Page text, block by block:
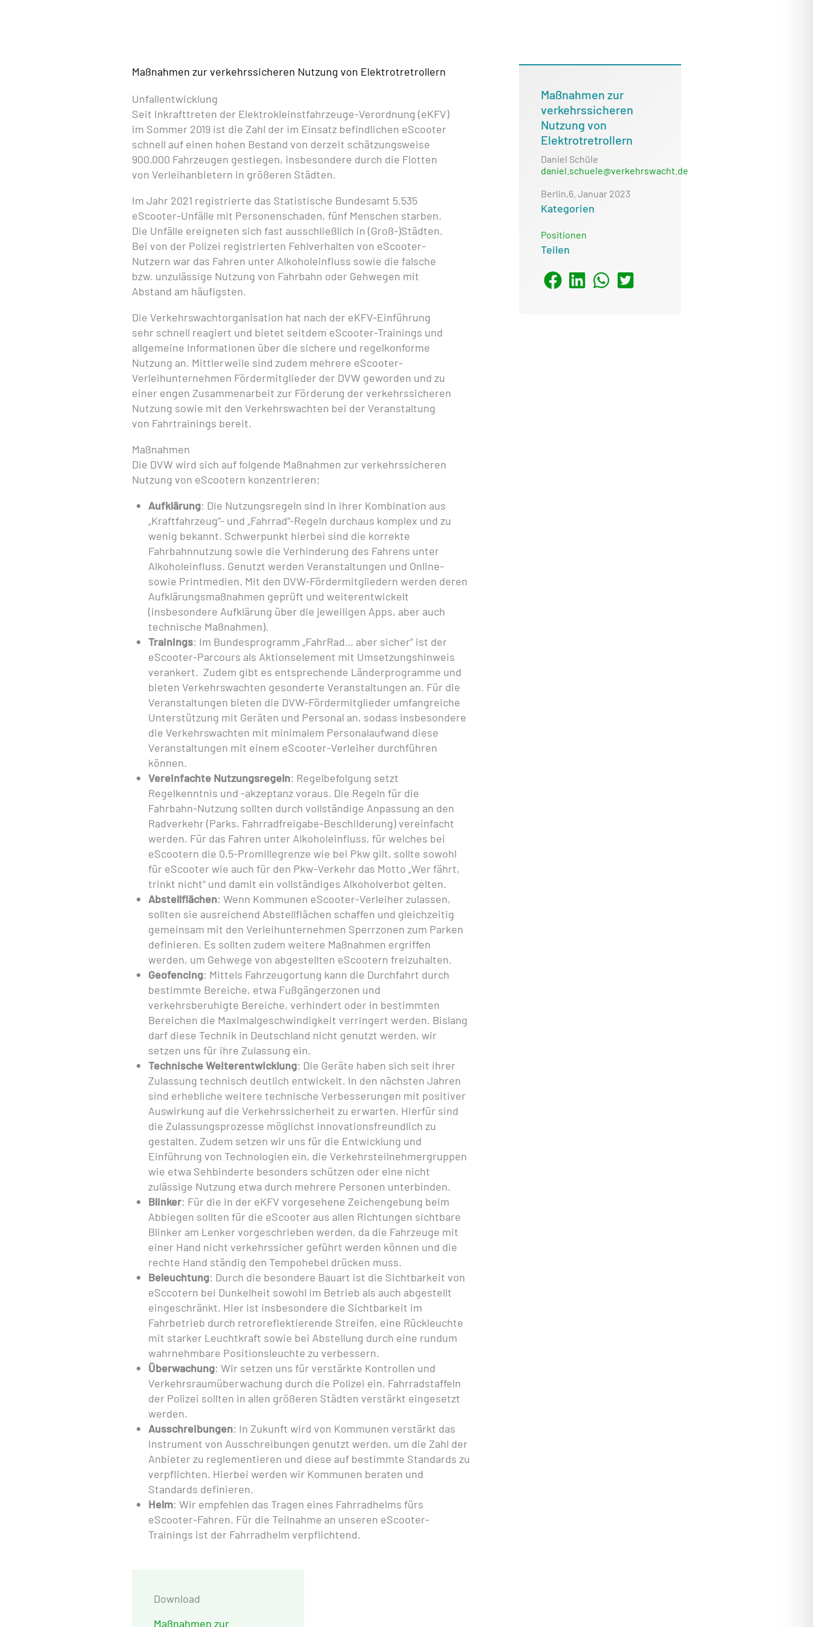
Maßnahmen zur verkehrssicheren Nutzung von Elektrotretrollern
Unfallentwicklung
Seit Inkrafttreten der Elektrokleinstfahrzeuge-Verordnung (eKFV)
im Sommer 2019 ist die Zahl der im Einsatz befindlichen eScooter
schnell auf einen hohen Bestand von derzeit schätzungsweise
900.000 Fahrzeugen gestiegen, insbesondere durch die Flotten
von Verleihanbietern in größeren Städten.
Im Jahr 2021 registrierte das Statistische Bundesamt 5.535
eScooter-Unfälle mit Personenschaden, fünf Menschen starben.
Die Unfälle ereigneten sich fast ausschließlich in (Groß-)Städten.
Bei von der Polizei registrierten Fehlverhalten von eScooter-
Nutzern war das Fahren unter Alkoholeinfluss sowie die falsche
bzw. unzulässige Nutzung von Fahrbahn oder Gehwegen mit
Abstand am häufigsten.
Die Verkehrswachtorganisation hat nach der eKFV-Einführung
sehr schnell reagiert und bietet seitdem eScooter-Trainings und
allgemeine Informationen über die sichere und regelkonforme
Nutzung an. Mittlerweile sind zudem mehrere eScooter-
Verleihunternehmen Fördermitglieder der DVW geworden und zu
einer engen Zusammenarbeit zur Förderung der verkehrssicheren
Nutzung sowie mit den Verkehrswachten bei der Veranstaltung
von Fahrtrainings bereit.
Maßnahmen
Die DVW wird sich auf folgende Maßnahmen zur verkehrssicheren
Nutzung von eScootern konzentrieren:
Aufklärung: Die Nutzungsregeln sind in ihrer Kombination aus
„Kraftfahrzeug“- und „Fahrrad“-Regeln durchaus komplex und zu
wenig bekannt. Schwerpunkt hierbei sind die korrekte
Fahrbahnnutzung sowie die Verhinderung des Fahrens unter
Alkoholeinfluss. Genutzt werden Veranstaltungen und Online-
sowie Printmedien. Mit den DVW-Fördermitgliedern werden deren
Aufklärungsmaßnahmen geprüft und weiterentwickelt
(insbesondere Aufklärung über die jeweiligen Apps, aber auch
technische Maßnahmen).
Trainings: Im Bundesprogramm „FahrRad… aber sicher“ ist der
eScooter-Parcours als Aktionselement mit Umsetzungshinweis
verankert. Zudem gibt es entsprechende Länderprogramme und
bieten Verkehrswachten gesonderte Veranstaltungen an. Für die
Veranstaltungen bieten die DVW-Fördermitglieder umfangreiche
Unterstützung mit Geräten und Personal an, sodass insbesondere
die Verkehrswachten mit minimalem Personalaufwand diese
Veranstaltungen mit einem eScooter-Verleiher durchführen
können.
Vereinfachte Nutzungsregeln: Regelbefolgung setzt
Regelkenntnis und -akzeptanz voraus. Die Regeln für die
Fahrbahn-Nutzung sollten durch vollständige Anpassung an den
Radverkehr (Parks, Fahrradfreigabe-Beschilderung) vereinfacht
werden. Für das Fahren unter Alkoholeinfluss, für welches bei
eScootern die 0,5-Promillegrenze wie bei Pkw gilt, sollte sowohl
für eScooter wie auch für den Pkw-Verkehr das Motto „Wer fährt,
trinkt nicht“ und damit ein vollständiges Alkoholverbot gelten.
Abstellflächen: Wenn Kommunen eScooter-Verleiher zulassen,
sollten sie ausreichend Abstellflächen schaffen und gleichzeitig
gemeinsam mit den Verleihunternehmen Sperrzonen zum Parken
definieren. Es sollten zudem weitere Maßnahmen ergriffen
werden, um Gehwege von abgestellten eScootern freizuhalten.
Geofencing: Mittels Fahrzeugortung kann die Durchfahrt durch
bestimmte Bereiche, etwa Fußgängerzonen und
verkehrsberuhigte Bereiche, verhindert oder in bestimmten
Bereichen die Maximalgeschwindigkeit verringert werden. Bislang
darf diese Technik in Deutschland nicht genutzt werden, wir
setzen uns für ihre Zulassung ein.
Technische Weiterentwicklung: Die Geräte haben sich seit ihrer
Zulassung technisch deutlich entwickelt. In den nächsten Jahren
sind erhebliche weitere technische Verbesserungen mit positiver
Auswirkung auf die Verkehrssicherheit zu erwarten. Hierfür sind
die Zulassungsprozesse möglichst innovationsfreundlich zu
gestalten. Zudem setzen wir uns für die Entwicklung und
Einführung von Technologien ein, die Verkehrsteilnehmergruppen
wie etwa Sehbinderte besonders schützen oder eine nicht
zulässige Nutzung etwa durch mehrere Personen unterbinden.
Blinker: Für die in der eKFV vorgesehene Zeichengebung beim
Abbiegen sollten für die eScooter aus allen Richtungen sichtbare
Blinker am Lenker vorgeschrieben werden, da die Fahrzeuge mit
einer Hand nicht verkehrssicher geführt werden können und die
rechte Hand ständig den Tempohebel drücken muss.
Beleuchtung: Durch die besondere Bauart ist die Sichtbarkeit von
eSccotern bei Dunkelheit sowohl im Betrieb als auch abgestellt
eingeschränkt. Hier ist insbesondere die Sichtbarkeit im
Fahrbetrieb durch retroreflektierende Streifen, eine Rückleuchte
mit starker Leuchtkraft sowie bei Abstellung durch eine rundum
wahrnehmbare Positionsleuchte zu verbessern.
Überwachung: Wir setzen uns für verstärkte Kontrollen und
Verkehrsraumüberwachung durch die Polizei ein. Fahrradstaffeln
der Polizei sollten in allen größeren Städten verstärkt eingesetzt
werden.
Ausschreibungen: In Zukunft wird von Kommunen verstärkt das
Instrument von Ausschreibungen genutzt werden, um die Zahl der
Anbieter zu reglementieren und diese auf bestimmte Standards zu
verpflichten. Hierbei werden wir Kommunen beraten und
Standards definieren.
Helm: Wir empfehlen das Tragen eines Fahrradhelms fürs
eScooter-Fahren. Für die Teilnahme an unseren eScooter-
Trainings ist der Fahrradhelm verpflichtend.
Download
Maßnahmen zur
Maßnahmen zur
verkehrssicheren
Nutzung von
Elektrotretrollern
Daniel Schüle
daniel.schuele@verkehrswacht.de
Berlin,6. Januar 2023
Kategorien
Positionen
Teilen